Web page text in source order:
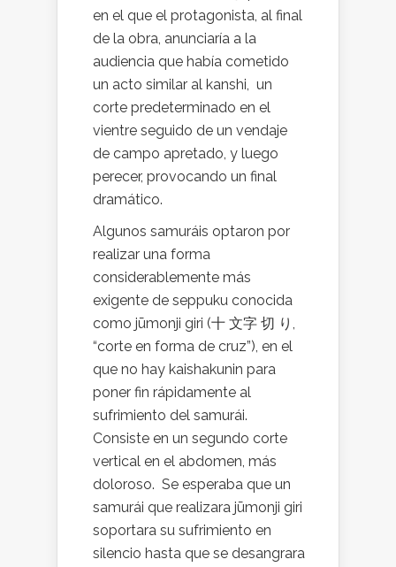
en el que el protagonista, al final
de la obra, anunciaría a la
audiencia que había cometido
un acto similar al kanshi, un
corte predeterminado en el
vientre seguido de un vendaje
de campo apretado, y luego
perecer, provocando un final
dramático.
Algunos samuráis optaron por
realizar una forma
considerablemente más
exigente de seppuku conocida
como jūmonji giri (十 文字 切 り,
“corte en forma de cruz”), en el
que no hay kaishakunin para
poner fin rápidamente al
sufrimiento del samurái.
Consiste en un segundo corte
vertical en el abdomen, más
doloroso. Se esperaba que un
samurái que realizara jūmonji giri
soportara su sufrimiento en
silencio hasta que se desangrara